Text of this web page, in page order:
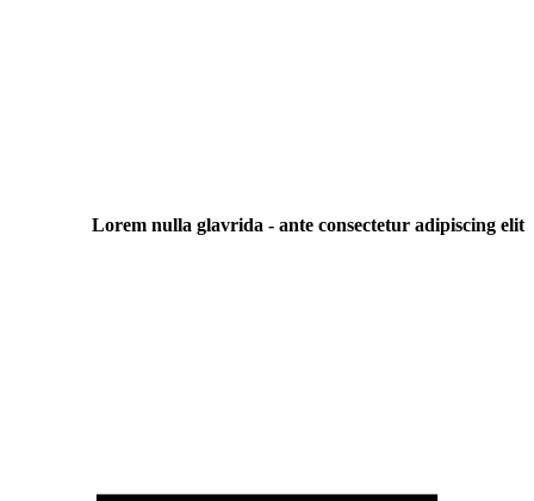
Lorem nulla glavrida - ante consectetur adipiscing elit